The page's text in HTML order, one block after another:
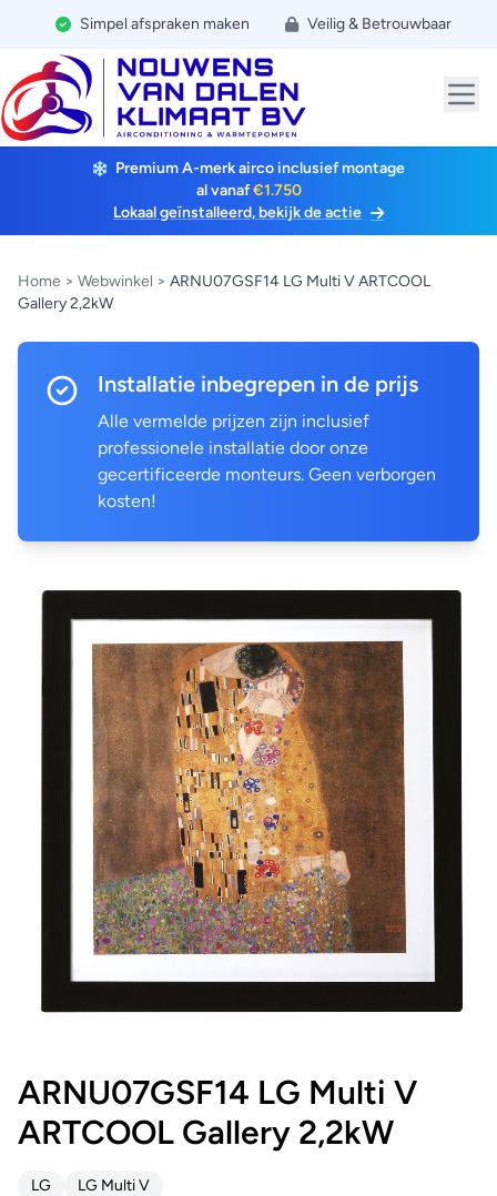
Simpel afspraken maken Veilig & Betrouwbaar
Premium A-merk airco inclusief montage
al vanaf€1.750
Lokaal geïnstalleerd, bekijk de actie
Home > Webwinkel > ARNU07GSF14 LG Multi V ARTCOOL
Gallery 2,2kW
Installatie inbegrepen in de prijs
Alle vermelde prijzen zijn inclusief
professionele installatie door onze
gecertificeerde monteurs. Geen verborgen
kosten!
ARNU07GSF14 LG Multi V
ARTCOOL Gallery 2,2kW
LG LG Multi V